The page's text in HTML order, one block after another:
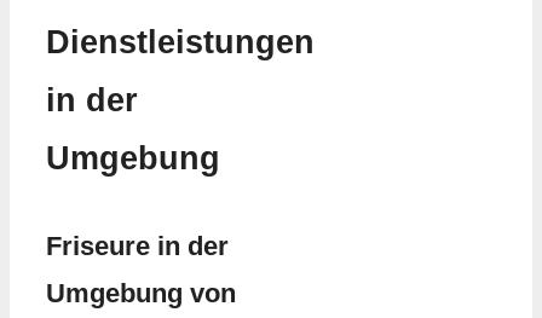
Dienstleistungen
in der
Umgebung
Friseure in der
Umgebung von